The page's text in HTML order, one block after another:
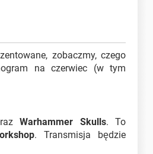
zobaczmy, czego
na czerwiec (w tym
Warhammer Skulls. To
. Transmisja będzie